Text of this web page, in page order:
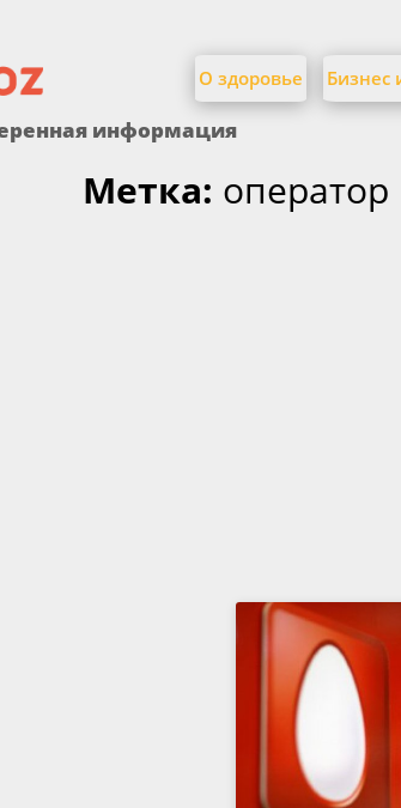
О здоровье Бизнес
информация
Метка: оператор